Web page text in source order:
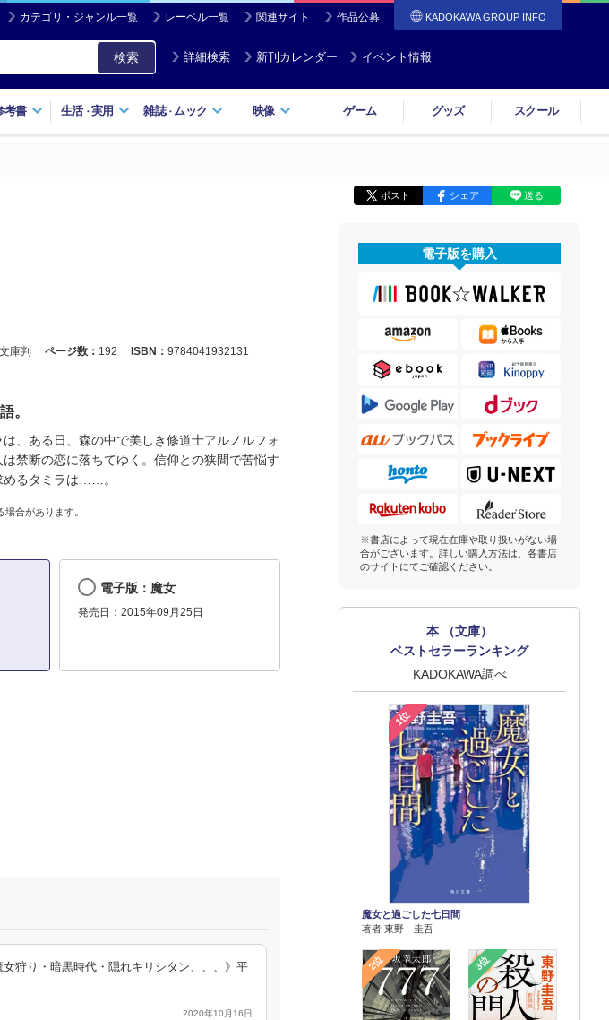
カテゴリ・ジャンル一覧 レーベル一覧 関連サイト 作品公募 KADOKAWA GROUP INFO
検索 詳細検索 新刊カレンダー イベント情報
考書 生活・実用 雑誌・ ムック 映像 ゲーム グッズ スクール
ポスト シェア 送る
文庫判 ページ数： 192 ISBN： 9784041932131
。
、ある日、森の中で美しき修道士アルノルフォ
禁断の恋に落ちてゆく。信仰との狭間で苦悩す
めるタミラは……。
合があります。
電子版：魔女
発売日：2015年09月25日
狩り・暗黒時代・隠れキリシタン、、、》平
2020年10月16日
電子版を購入
※書店によって現在在庫や取り扱いがない場
合がございます。詳しい購入方法は、各書店
のサイトにてご確認ください。
本 （文庫）
ベストセラーランキング
KADOKAWA調べ
1位
魔女と過ごした七日間
著者 東野 圭吾
2位 3位